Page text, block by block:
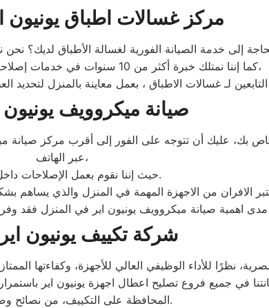
مركز غسالات اطباق يونيون
كما إننا نمتلك خبرة أكثر من 10 سنوات في خدمات إصلاحات كافة أنواع غسالات الأطباق،
صيانة ميكروويف
عليك أن تتوجه على الفور إلى أقرب مركز صيانة
عبر الهاتف،
حيث إننا نقوم بعمل الإصلاحات داخل منزلك.
الافران من الاجهزة المهمة في المنزل والذي يساهم
شركة تكييف يونيون
نظرًا للأداء الوظيفي العالي للأجهزة، وكفاءتها
في جميع فروع تصليح اعطال اجهزة يونيون اير
المحافظة على التكييف، من نصائح وصيانة دورية.